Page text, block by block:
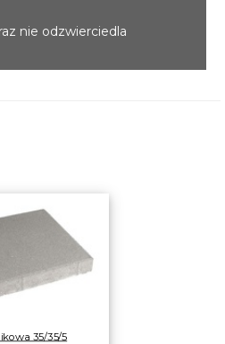
nie odzwierciedla
35/35/5